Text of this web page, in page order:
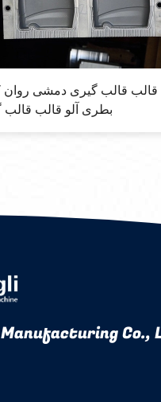
قالب قالب گیری دمشی روان
بطری آلو قالب قالب
Co.,